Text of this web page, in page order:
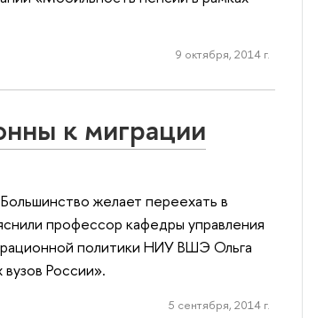
9 октября, 2014 г.
к миграции
желает переехать в
профессор кафедры управления
политики НИУ ВШЭ Ольга
России».
5 сентября, 2014 г.